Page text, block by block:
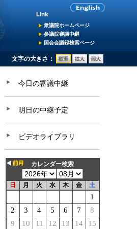
衆議院ホームページ
参議院審議中継
国会会議録検索ページ
文字の大きさ：
今日の審議中継
明日の中継予定
ビデオライブラリ
カレンダー検索
日 月 火 水 木 金 土
1
2
3 4 5 6 7
8
9
10 11 12 13 14
15